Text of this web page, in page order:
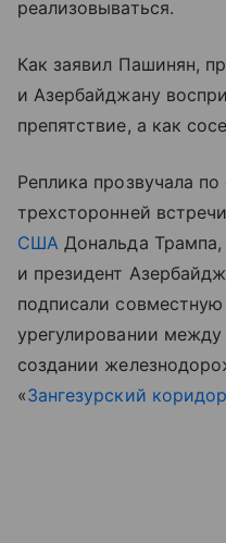
реализовываться.
Как заявил Пашинян,
и Азербайджану
препятствие, а как
Реплика прозвучала
трехсторонней
США Дональда
и президент
подписали
урегулировании
создании
«Зангезурский коридор